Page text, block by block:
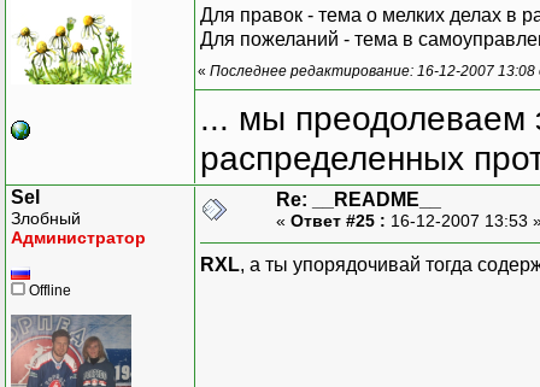
Для правок - тема о мелких делах в
Для пожеланий - тема в
« Последнее редактирование: 16-12-2007
... мы преодолеваем
распределенных
Sel
Злобный
Администратор
Offline
Re: __README__
« Ответ #25 : 16-12-2007 13:53
RXL, а ты упорядочивай тогда